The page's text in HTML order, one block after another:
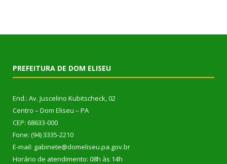
PREFEITURA DE DOM ELISEU
End.: Av. Juscelino Kubitscheck, 02
Centro – Dom Eliseu – PA
CEP: 68633-000
Fone: (94) 3335-2210
E-mail: gabinete@domeliseu.pa.gov.br
Horário de atendimento: 08h às 14h